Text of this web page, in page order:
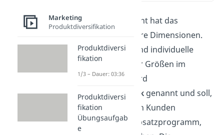
Wie schon erwähnt hat das
Sortiment mehrere Dimensionen.
Die Gestaltung und individuelle
Anpassung dieser Größen im
Unternehmen wird
Sortimentspolitik genannt und soll,
mit einem auf den Kunden
abgestimmten Absatzprogramm,
Marketing
Produktdiversifikation
Produktdiversi
fikation
1/3 – Dauer: 03:36
Produktdiversi
fikation
Übungsaufgab
e